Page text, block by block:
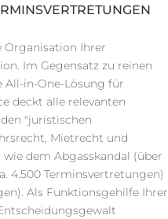
Ihrer
Im Gegensatz zu reinen
in-One-Lösung für
deckt alle relevanten
"juristischen
Mietrecht und
dem Abgasskandal (über
4.500 Terminsvertretungen)
Als Funktionsgehilfe Ihrer